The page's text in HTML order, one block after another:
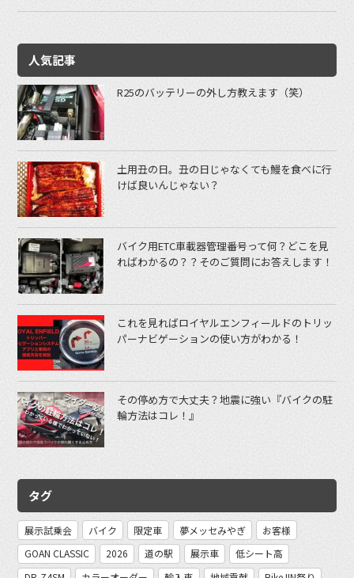
人気記事
R25のバッテリーの外し方教えます（笑）
土用丑の日。丑の日じゃなくても鰻を食べに行
けば良いんじゃない？
バイク用ETC車載器管理番号って何？どこを見
ればわかるの？？そのご質問にお答えします！
これを見ればロイヤルエンフィールドのトリッ
パーナビゲーションの使い方がわかる！
その停め方で大丈夫？地震に強い『バイクの駐
輪方法はコレ！』
タグ
展示試乗会 バイク 限定車 夢メッセみやぎ
お客様
GOAN CLASSIC
2026 道の駅 展示車
低シート高